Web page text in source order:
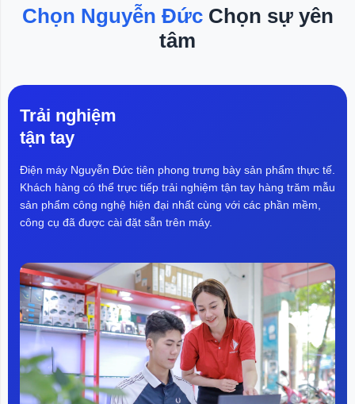
ngăn chặn lưu thông các sản phẩm
được sản xuất bằng lao động
cưỡng bức, gây bất lợi cho Mỹ
Chọn Nguyễn Đức Chọn sự yên
tâm
Trải nghiệm
tận tay
Điện máy Nguyễn Đức tiên phong trưng bày sản phẩm thực tế.
Khách hàng có thể trực tiếp trải nghiệm tận tay hàng trăm mẫu
sản phẩm công nghệ hiện đại nhất cùng với các phần mềm,
công cụ đã được cài đặt sẵn trên máy.